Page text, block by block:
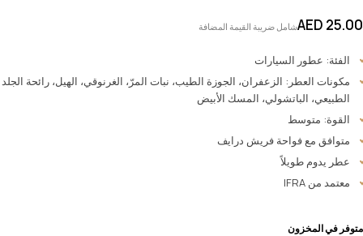
AED 25.00 شامل ضريبة القيمة المضافة
الفئة: عطور السيارات
مكونات العطر: الزعفران، الجوزة الطيب، نبات المرّ، الغرنوقي، الهيل، رائحة الجلد
الطبيعي، الباتشولي، المسك الأبيض
القوة: متوسط
متوافق مع فواحة فريش درايف
عطر يدوم طويلاً
معتمد من IFRA
متوفر في المخزون